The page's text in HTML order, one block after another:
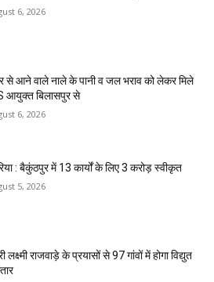
6, 2026
से आने वाले नाले के पानी व जल भराव को लेकर मिले
आयुक्त बिलासपुर से
6, 2026
: बैकुंठपुर में 13 कार्यों के लिए 3 करोड़ स्वीकृत
5, 2026
लक्ष्मी राजवाड़े के प्रयासों से 97 गांवों में होगा विद्युत